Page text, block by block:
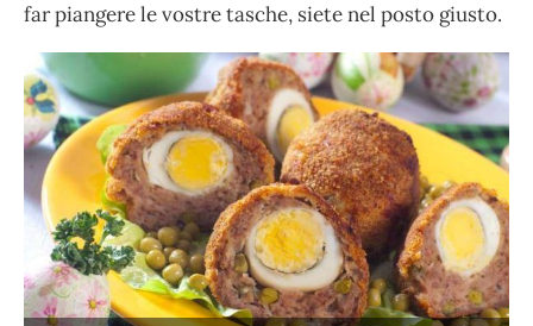
far piangere le vostre tasche, siete nel posto giusto.